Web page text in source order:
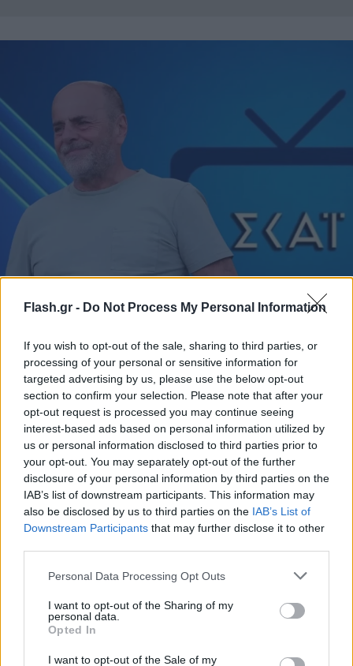
Flash.gr - Do Not Process My Personal Information
If you wish to opt-out of the sale, sharing to third parties, or
processing of your personal or sensitive information for
targeted advertising by us, please use the below opt-out
section to confirm your selection. Please note that after your
opt-out request is processed you may continue seeing
interest-based ads based on personal information utilized by
us or personal information disclosed to third parties prior to
your opt-out. You may separately opt-out of the further
disclosure of your personal information by third parties on the
IAB’s list of downstream participants. This information may
also be disclosed by us to third parties on the IAB’s List of
Downstream Participants that may further disclose it to other
Please note that this website/app uses one or more Google
not limited to your visit or usage behaviour. You may click to
grant or deny consent to Google and its third-party tags to
use your data for below specified purposes in below Google
consent section.
Personal Data Processing Opt Outs
I want to opt-out of the Sharing of my
personal data.
Opted In
I want to opt-out of the Sale of my
Το τέλος στελεχών του ΣΚΑΪ: Το χρονικό ενός
προαναγγελθέντος «θανάτου» με σφραγίδα Γιάννη
Αλαφούζου
07.08.2026 ΧΡΊΣΛΑ ΓΕΩΡΓΑΚΟΠΟΎΛΟΥ